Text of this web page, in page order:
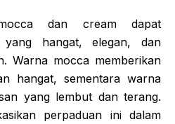
dan cream dapat
yang hangat, elegan, dan
Warna mocca memberikan
hangat, sementara warna
yang lembut dan terang.
perpaduan ini dalam